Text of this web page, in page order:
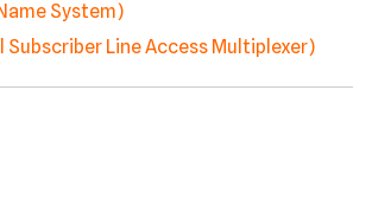
System)
Subscriber Line Access Multiplexer)